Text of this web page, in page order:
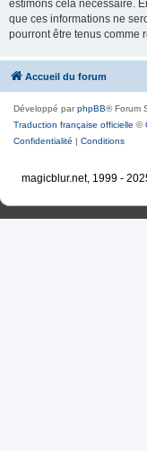
estimons cela nécessaire.
que ces informations ne
pourront être tenus comme
Accueil du forum
Développé parphpBB® Forum
Traduction française officielle ©
Confidentialité | Conditions
magicblur.net, 1999 -